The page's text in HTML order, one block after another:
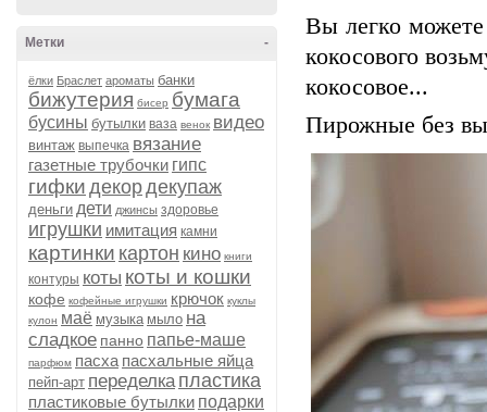
-
Метки
ёлки Браслет ароматы банки
бижутерия бисер бумага
бусины бутылки ваза венок видео
винтаж выпечка вязание
газетные трубочки гипс
гифки декордекупаж
деньги дети джинсы здоровье
игрушки имитация камни
картинки картон кино книги
контуры коты коты и кошки
кофе кофейные игрушки крючок куклы
кулон маё музыка мыло на
сладкое панно папье-маше
парфюм пасха пасхальные яйца
пейп-арт переделка пластика
пластиковые бутылки подарки
Вы легко можете
кокосового
кокосовое...
Пирожные без